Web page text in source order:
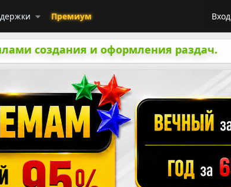
Премиум Вход
создания и оформления раздач.